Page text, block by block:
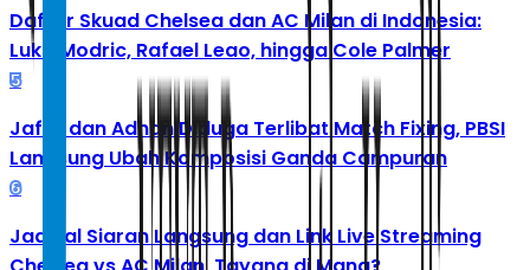
Daftar Skuad Chelsea dan AC Milan di Indonesia:
Luka Modric, Rafael Leao, hingga Cole Palmer
5
Jafar dan Adnan Diduga Terlibat Match Fixing, PBSI
Langsung Ubah Komposisi Ganda Campuran
6
Jadwal Siaran Langsung dan Link Live Streaming